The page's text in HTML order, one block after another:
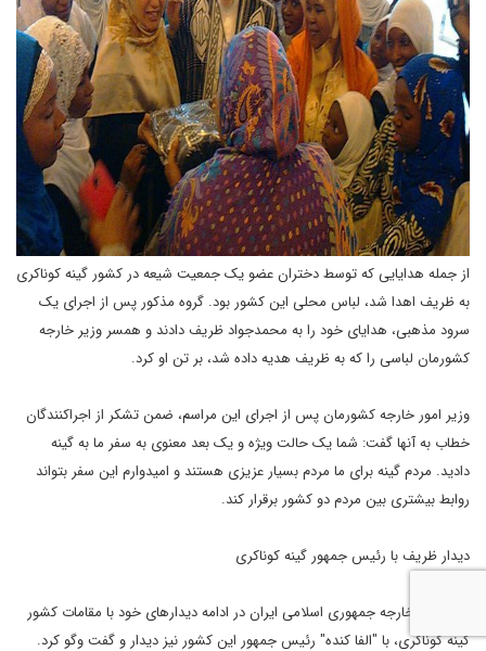
از جمله هدایایی که توسط دختران عضو یک جمعیت شیعه در کشور گینه کوناکری
به ظریف اهدا شد، لباس محلی این کشور بود. گروه مذکور پس از اجرای یک
سرود مذهبی، هدایای خود را به محمدجواد ظریف دادند و همسر وزیر خارجه
کشورمان لباسی را که به ظریف هدیه داده شد، بر تن او کرد.
وزیر امور خارجه کشورمان پس از اجرای این مراسم، ضمن تشکر از اجراکنندگان
خطاب به آنها گفت: شما یک حالت ویژه و یک بعد معنوی به سفر ما به گینه
دادید. مردم گینه برای ما مردم بسیار عزیزی هستند و امیدوارم این سفر بتواند
روابط بیشتری بین مردم دو کشور برقرار کند.
دیدار ظریف با رئیس جمهور گینه کوناکری
وزیر امور خارجه جمهوری اسلامی ایران در ادامه دیدارهای خود با مقامات کشور
گینه کوناکری، با "الفا کنده" رئیس جمهور این کشور نیز دیدار و گفت وگو کرد.